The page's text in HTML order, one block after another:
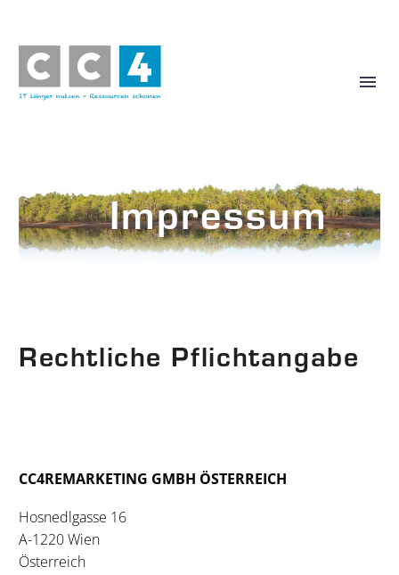
Impressum
Rechtliche Pflichtangabe
CC4REMARKETING GMBH ÖSTERREICH
Hosnedlgasse 16
A-1220 Wien
Österreich